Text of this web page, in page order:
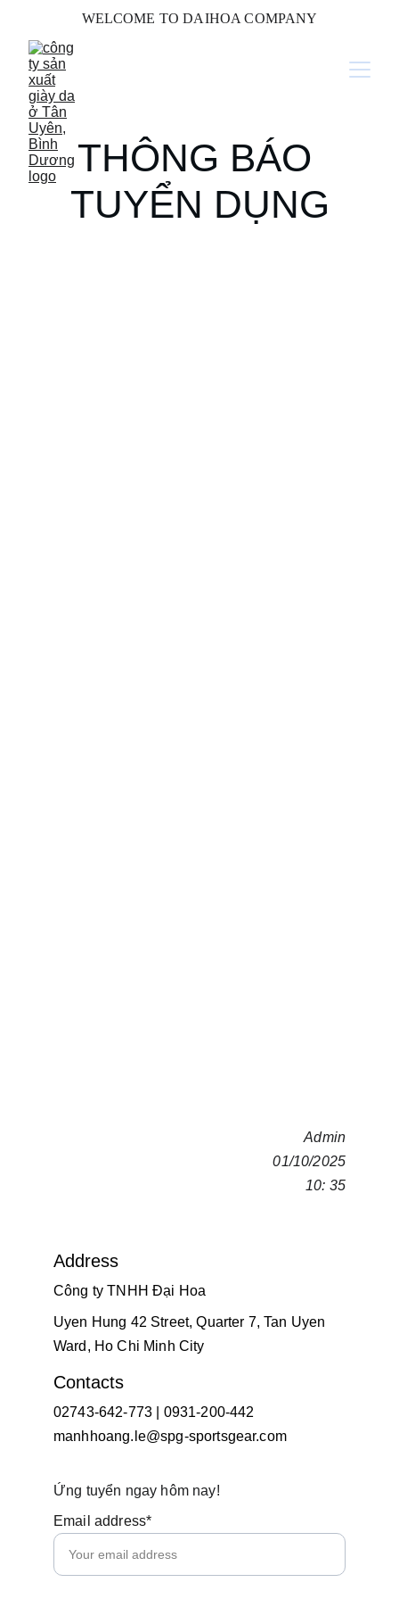
WELCOME TO DAIHOA COMPANY
THÔNG BÁO
TUYỂN DỤNG
Admin
01/10/2025
10: 35
Address
Công ty TNHH Đại Hoa
Uyen Hung 42 Street, Quarter 7, Tan Uyen
Ward, Ho Chi Minh City
Contacts
02743-642-773 | 0931-200-442
manhhoang.le@spg-sportsgear.com
Ứng tuyển ngay hôm nay!
Email address*